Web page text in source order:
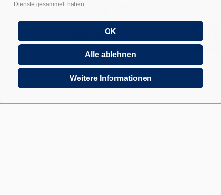
Dienste gesammelt haben.
OK
Alle ablehnen
Weitere Informationen
Lexikon
FAQ Gründung GmbH in Italien
FAQ Arbeitgeber in Italien
FAQ Entsendung nach Italien
FAQ Home Office in Italien
Impressum Anmeldung
Cookie Präferenzen
digital chatbot. Just ask me
anything...